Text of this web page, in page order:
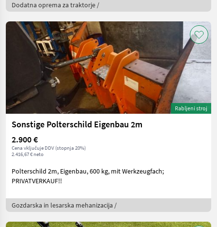
Dodatna oprema za traktorje /
Rabljeni stroj
Sonstige Polterschild Eigenbau 2m
2.900 €
Cena vključuje DDV (stopnja 20%)
2.416,67 € neto
Polterschild 2m, Eigenbau, 600 kg, mit Werkzeugfach;
PRIVATVERKAUF!!
Gozdarska in lesarska mehanizacija /